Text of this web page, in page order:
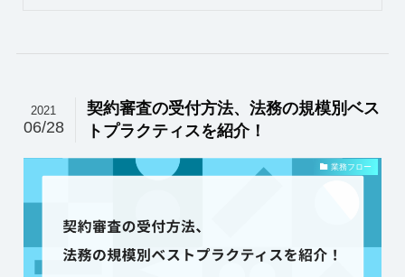
契約審査の受付方法、法務の規模別ベス
トプラクティスを紹介！
2021
06/28
業務フロー